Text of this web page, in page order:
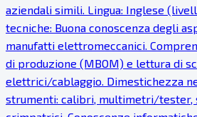
aziendali simili. Lingua: Inglese
tecniche: Buona conoscenza degli
manufatti elettromeccanici.
di produzione (MBOM) e lettura di
elettrici/cablaggio. Dimestichezza
strumenti: calibri, multimetri/tester,